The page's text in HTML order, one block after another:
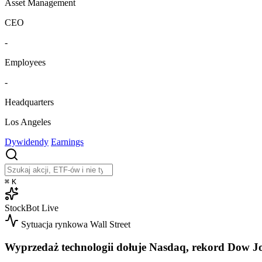
Asset Management
CEO
-
Employees
-
Headquarters
Los Angeles
Dywidendy Earnings
⌘ K
StockBot Live
Sytuacja rynkowa Wall Street
Wyprzedaż technologii dołuje Nasdaq, rekord Dow